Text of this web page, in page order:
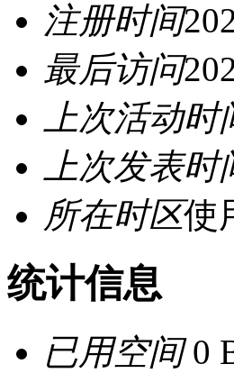
注册时间
最后访问
上次活动时
上次发表时
所在时区使
统计信息
已用空间0